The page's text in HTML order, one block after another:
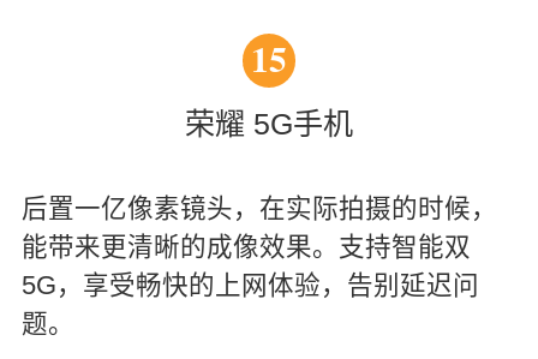
15
荣耀 5G手机
后置一亿像素镜头，在实际拍摄的时候，
能带来更清晰的成像效果。支持智能双
5G，享受畅快的上网体验，告别延迟问
题。